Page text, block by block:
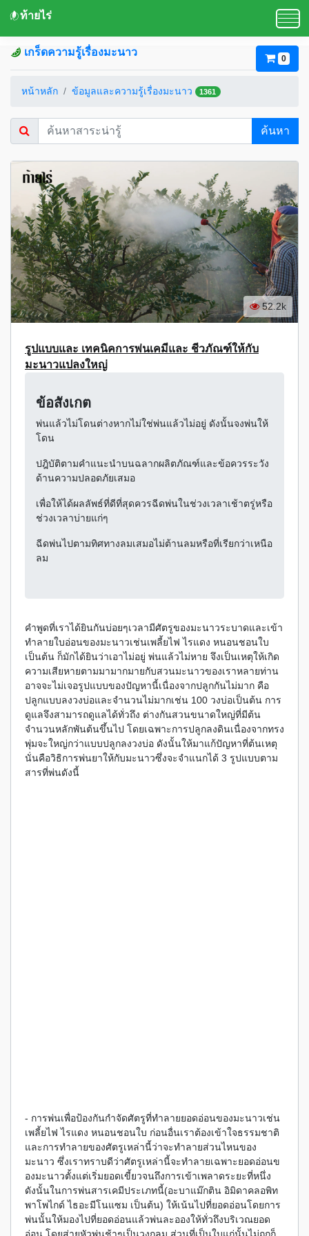
ท้ายไร่
เกร็ดความรู้เรื่องมะนาว
0
หน้าหลัก ข้อมูลและความรู้เรื่องมะนาว 1361
ค้นหา
52.2k
รูปแบบและ เทคนิคการพ่นเคมีและ ชีวภัณฑ์ให้กับ
มะนาวแปลงใหญ่
ข้อสังเกต
พ่นแล้วไม่โดนต่างหากไม่ใช่พ่นแล้วไม่อยู่ ดังนั้นจงพ่นให้
โดน
ปฎิบัติตามคำแนะนำบนฉลากผลิตภัณฑ์และข้อควรระวัง
ด้านความปลอดภัยเสมอ
เพื่อให้ได้ผลลัพธ์ที่ดีที่สุดควรฉีดพ่นในช่วงเวลาเช้าตรู่หรือ
ช่วงเวลาบ่ายแก่ๆ
ฉีดพ่นไปตามทิศทางลมเสมอไม่ต้านลมหรือที่เรียกว่าเหนือ
ลม
คำพูดที่เราได้ยินกันบ่อยๆเวลามีศัตรูของมะนาวระบาดและเข้า
ทำลายใบอ่อนของมะนาวเช่นเพลี้ยไฟ ไรแดง หนอนชอนใบ
เป็นต้น ก็มักได้ยินว่าเอาไม่อยู่ พ่นแล้วไม่หาย จึงเป็นเหตุให้เกิด
ความเสียหายตามมามากมายกับสวนมะนาวของเราหลายท่าน
อาจจะไม่เจอรูปแบบของปัญหานี้เนื่องจากปลูกกันไม่มาก คือ
ปลูกแบบลงวงบ่อและจำนวนไม่มากเช่น 100 วงบ่อเป็นต้น การ
ดูแลจึงสามารถดูแลได้ทั่วถึง ต่างกันสวนขนาดใหญ่ที่มีต้น
จำนวนหลักพันต้นขึ้นไป โดยเฉพาะการปลูกลงดินเนื่องจากทรง
พุ่มจะใหญ่กว่าแบบปลูกลงวงบ่อ ดังนั้นให้มาแก้ปัญหาที่ต้นเหตุ
นั่นคือวิธิการพ่นยาให้กับมะนาวซึ่งจะจำแนกได้ 3 รูปแบบตาม
สารที่พ่นดังนี้
- การพ่นเพื่อป้องกันกำจัดศัตรูที่ทำลายยอดอ่อนของมะนาวเช่น
เพลี้ยไฟ ไรแดง หนอนชอนใบ ก่อนอื่นเราต้องเข้าใจธรรมชาติ
และการทำลายของศัตรูเหล่านี้ว่าจะทำลายส่วนไหนของ
มะนาว ซึ่งเราทราบดีว่าศัตรูเหล่านี้จะทำลายเฉพาะยอดอ่อนข
องมะนาวตั้งแต่เริ่มยอดเขี้ยวจนถึงการเข้าเพลาดระยะที่หนึ่ง
ดังนั้นในการพ่นสารเคมีประเภทนี้(อะบาแม๊กติน อิมิดาคลอพิท
พาโพไกด์ ไธอะมีโนแซม เป็นต้น) ให้เน้นไปที่ยอดอ่อนโดยการ
พ่นนั้นให้มองไปที่ยอดอ่อนแล้วพ่นละอองให้ทั่วถึงบริเวณยอด